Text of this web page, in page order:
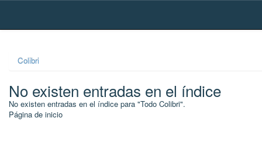
Skip
Colibri
No existen entradas en el índice
No existen entradas en el índice para "Todo Colibri".
Página de inicio